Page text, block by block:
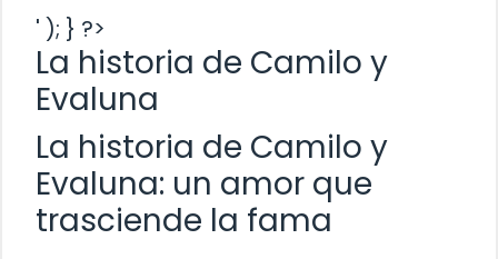
' ); } ?>
La historia de Camilo y
Evaluna
La historia de Camilo y
Evaluna: un amor que
trasciende la fama